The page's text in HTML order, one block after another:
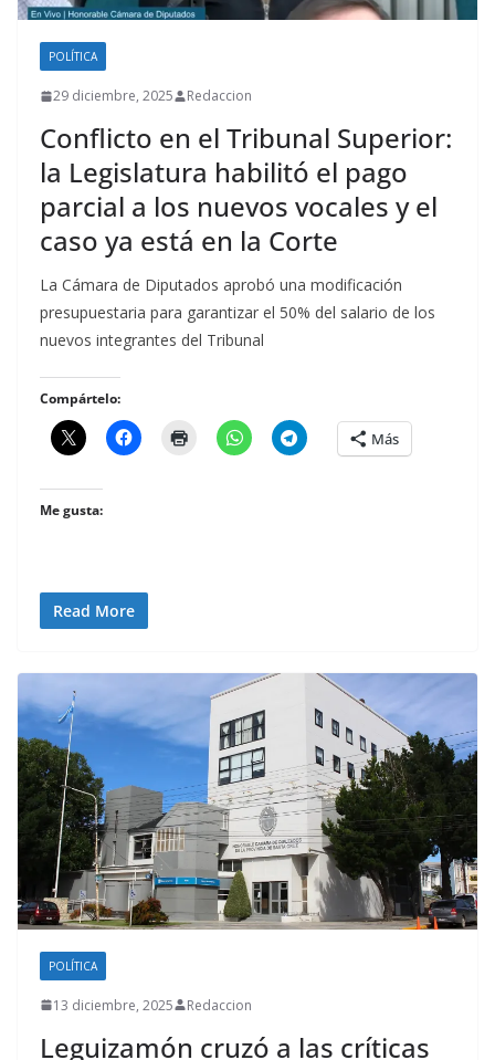
POLÍTICA
29 diciembre, 2025 Redaccion
Conflicto en el Tribunal Superior:
la Legislatura habilitó el pago
parcial a los nuevos vocales y el
caso ya está en la Corte
La Cámara de Diputados aprobó una modificación
presupuestaria para garantizar el 50% del salario de los
nuevos integrantes del Tribunal
Compártelo:
Más
Me gusta:
Read More
POLÍTICA
13 diciembre, 2025 Redaccion
Leguizamón cruzó a las críticas